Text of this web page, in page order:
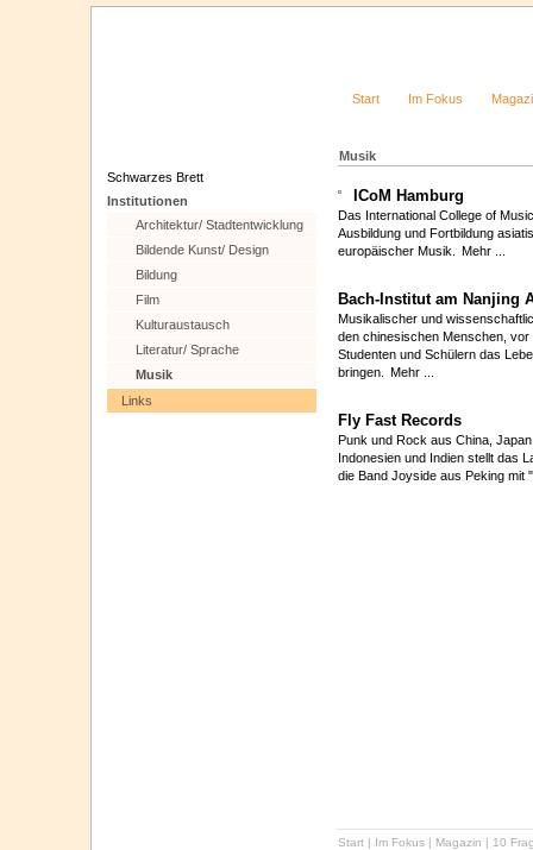
Start Im Fokus
Musik
Schwarzes Brett
Institutionen
Architektur/ Stadtentwicklung
Bildende Kunst/ Design
Bildung
Film
Kulturaustausch
Literatur/ Sprache
Musik
Links
ICoM Hamburg
Das International College of
Ausbildung und Fortbildung
europäischer Musik.
Mehr ...
Bach-Institut am Nanjing
Musikalischer und
den chinesischen Menschen,
Studenten und Schülern das
bringen.
Mehr ...
Fly Fast Records
Punk und Rock aus China,
Indonesien und Indien stellt das
die Band Joyside aus Peking mit
Start | Im Fokus | Magazin | 10